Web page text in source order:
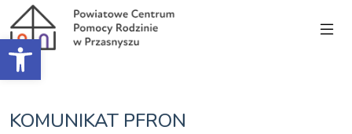
Open toolbar
KOMUNIKAT PFRON